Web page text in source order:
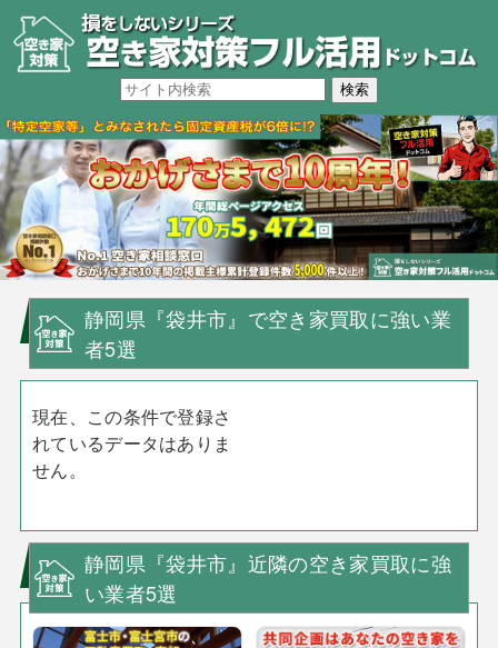
静岡県『袋井市』で空き家買取に強い業
者5選
現在、この条件で登録さ
れているデータはありま
せん。
静岡県『袋井市』近隣の空き家買取に強
い業者5選